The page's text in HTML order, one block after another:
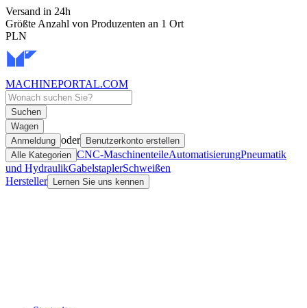
Versand in 24h
Größte Anzahl von Produzenten an 1 Ort
PLN
MACHINEPORTAL.COM
Suchen
Wagen
Anmeldung oder
Benutzerkonto erstellen
Alle Kategorien CNC-MaschinenteileAutomatisierungPneumatik
und HydraulikGabelstaplerSchweißen
Hersteller
Lernen Sie uns kennen